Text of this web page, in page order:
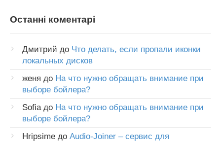
Останні коментарі
Дмитрий до Что делать, если пропали иконки
локальных дисков
женя до На что нужно обращать внимание при
выборе бойлера?
Sofia до На что нужно обращать внимание при
выборе бойлера?
Hripsime до Audio-Joiner – сервис для